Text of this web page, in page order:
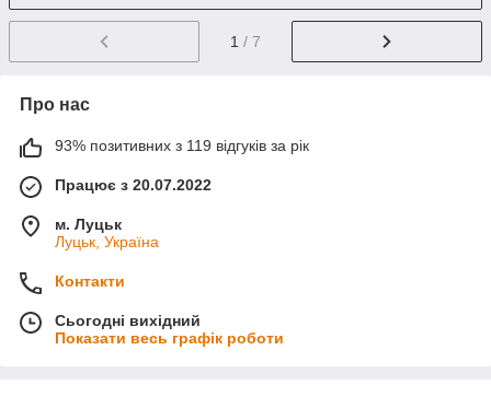
1 / 7
Про нас
93% позитивних з 119 відгуків за рік
Працює з 20.07.2022
м. Луцьк
Луцьк, Україна
Контакти
Сьогодні вихідний
Показати весь графік роботи